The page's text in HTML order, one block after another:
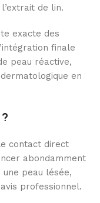
de lin.
exacte des
finale
peau réactive,
en
contact direct
abondamment
peau lésée,
professionnel.